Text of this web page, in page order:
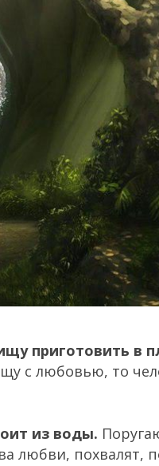
приготовить в
с любовью, то
из воды.
любви, похвалят,